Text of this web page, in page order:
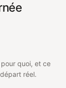
quoi, et ce
réel.